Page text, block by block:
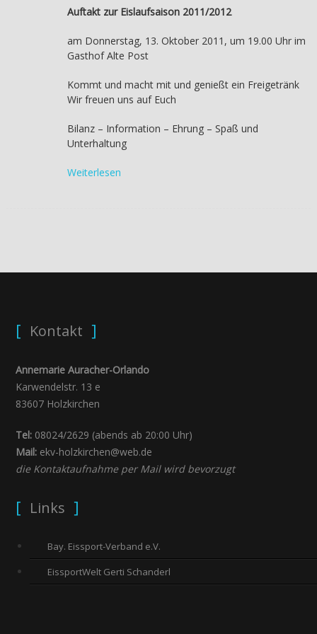
Auftakt zur Eislaufsaison 2011/2012
am Donnerstag, 13. Oktober 2011, um 19.00 Uhr im
Gasthof Alte Post
Kommt und macht mit und genießt ein Freigetränk
Wir freuen uns auf Euch
Bilanz – Information – Ehrung – Spaß und
Unterhaltung
Weiterlesen
Kontakt
Annemarie Auracher-Orlando
Karwendelstr. 13 e
83607 Holzkirchen
Tel:08024/2629 (abends ab 20:00 Uhr)
Mail:ekv-holzkirchen@web.de
die Kontaktaufnahme per Mail wird bevorzugt
Links
Bay. Eissport-Verband e.V.
EissportWelt Gerti Schanderl